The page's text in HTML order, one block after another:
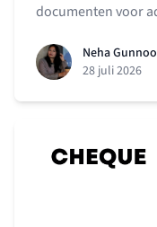
documenten voor
Neha Gunnoo
28 juli 2026